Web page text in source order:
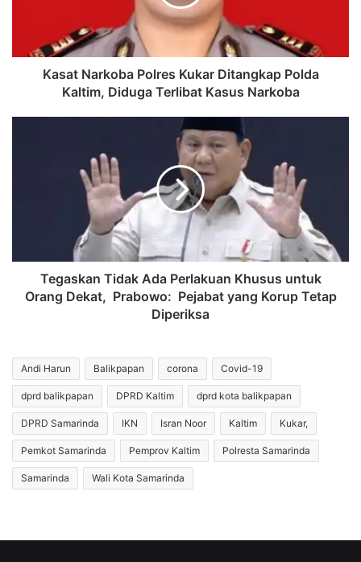
Terlibat
Kasat Narkoba Polres Kukar Ditangkap Polda
Kaltim, Diduga Terlibat Kasus Narkoba
Prabowo:
Pejabat
yang
Tegaskan Tidak Ada Perlakuan Khusus untuk
Orang Dekat, Prabowo: Pejabat yang Korup Tetap
Diperiksa
Andi Harun Balikpapan corona Covid-19
dprd balikpapan DPRD Kaltim dprd kota balikpapan
DPRD Samarinda IKN Isran Noor Kaltim Kukar,
Pemkot Samarinda Pemprov Kaltim Polresta Samarinda
Samarinda Wali Kota Samarinda